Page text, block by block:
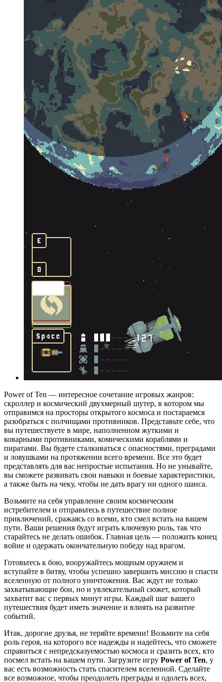
Power of Ten — интересное сочетание игровых жанров:
скроллер и космический двухмерный шутер, в котором мы
отправимся на просторы открытого космоса и постараемся
разобраться с полчищами противников. Представьте себе, что
вы путешествуете в мире, наполненном жуткими и
коварными противниками, комическими кораблями и
пиратами. Вы будете сталкиваться с опасностями, преградами
и ловушками на протяжении всего времени. Все это будет
представлять для вас непростые испытания. Но не унывайте,
вы сможете развивать свои навыки и боевые характеристики,
а также быть на чеку, чтобы не дать врагу ни одного шанса.
Возьмите на себя управление своим космическим
истребителем и отправьтесь в путешествие полное
приключений, сражаясь со всеми, кто смел встать на вашем
пути. Ваши решения будут играть ключевую роль, так что
старайтесь не делать ошибок. Главная цель — положить конец
войне и одержать окончательную победу над врагом.
Готовьтесь к бою, вооружайтесь мощным оружием и
вступайте в битву, чтобы успешно завершить миссию и спасти
вселенную от полного уничтожения. Вас ждут не только
захватывающие бои, но и увлекательный сюжет, который
захватит вас с первых минут игры. Каждый шаг вашего
путешествия будет иметь значение и влиять на развитие
событий.
Итак, дорогие друзья, не теряйте времени! Возьмите на себя
роль героя, на которого все надежды и надейтесь, что сможете
справиться с непредсказуемостью космоса и сразить всех, кто
посмел встать на вашем пути. Загрузите игру Power of Ten, у
вас есть возможность стать спасителем вселенной. Сделайте
все возможное, чтобы преодолеть преграды и одолеть всех,